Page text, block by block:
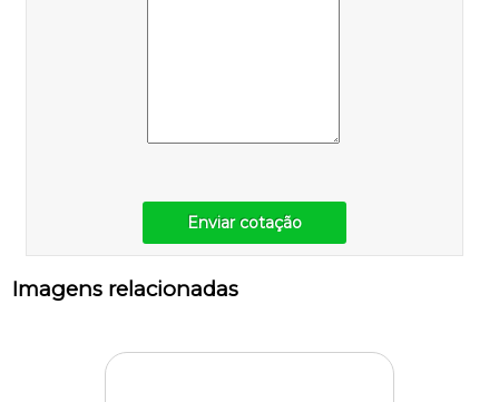
Enviar cotação
Imagens relacionadas